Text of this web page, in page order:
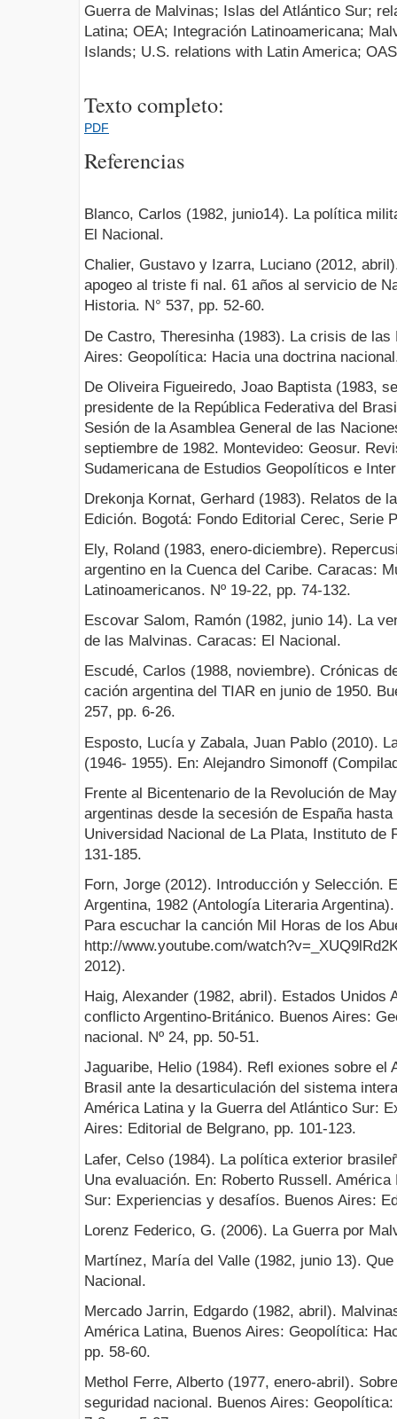
Guerra de Malvinas; Islas del Atlántico Sur;
Latina; OEA; Integración Latinoamericana;
Islands; U.S. relations with Latin America;
Texto completo:
PDF
Referencias
Blanco, Carlos (1982, junio14). La política
El Nacional.
Chalier, Gustavo y Izarra, Luciano (2012,
apogeo al triste fi nal. 61 años al servicio de
Historia. N° 537, pp. 52-60.
De Castro, Theresinha (1983). La crisis de
Aires: Geopolítica: Hacia una doctrina
De Oliveira Figueiredo, Joao Baptista (1983,
presidente de la República Federativa del
Sesión de la Asamblea General de las
septiembre de 1982. Montevideo: Geosur.
Sudamericana de Estudios Geopolíticos e
Drekonja Kornat, Gerhard (1983). Relatos de
Edición. Bogotá: Fondo Editorial Cerec, Serie
Ely, Roland (1983, enero-diciembre).
argentino en la Cuenca del Caribe. Caracas:
Latinoamericanos. Nº 19-22, pp. 74-132.
Escovar Salom, Ramón (1982, junio 14). La
de las Malvinas. Caracas: El Nacional.
Escudé, Carlos (1988, noviembre). Crónicas
cación argentina del TIAR en junio de 1950.
257, pp. 6-26.
Esposto, Lucía y Zabala, Juan Pablo (2010).
(1946- 1955). En: Alejandro Simonoff
Frente al Bicentenario de la Revolución de
argentinas desde la secesión de España
Universidad Nacional de La Plata, Instituto de
131-185.
Forn, Jorge (2012). Introducción y Selección.
Argentina, 1982 (Antología Literaria
Para escuchar la canción Mil Horas de los
http://www.youtube.com/
2012).
Haig, Alexander (1982, abril). Estados Unidos
conflicto Argentino-Británico. Buenos Aires:
nacional. Nº 24, pp. 50-51.
Jaguaribe, Helio (1984). Refl exiones sobre el
Brasil ante la desarticulación del sistema
América Latina y la Guerra del Atlántico Sur:
Aires: Editorial de Belgrano, pp. 101-123.
Lafer, Celso (1984). La política exterior
Una evaluación. En: Roberto Russell.
Sur: Experiencias y desafíos. Buenos Aires:
Lorenz Federico, G. (2006). La Guerra por
Martínez, María del Valle (1982, junio 13).
Nacional.
Mercado Jarrin, Edgardo (1982, abril).
América Latina, Buenos Aires: Geopolítica:
pp. 58-60.
Methol Ferre, Alberto (1977, enero-abril).
seguridad nacional. Buenos Aires: